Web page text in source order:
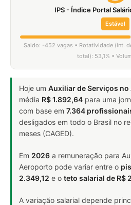
IPS - Índice Portal
Estável
Saldo: -452 vagas • Rotatividade (int.
total): 53,1% •
Hoje um Auxiliar de Serviços
média R$ 1.892,64 para uma
com base em 7.364
desligados em todo o Brasil no
meses (CAGED).
Em 2026 a remuneração para
Aeroporto pode variar entre o
2.349,12 e o teto salarial de R$
A variação salarial depende